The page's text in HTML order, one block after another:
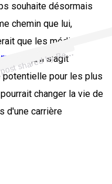
A
n
P
n
souhaite désormais
chemin que lui,
que les médias
qu'il s'agit
pour les plus
changer la vie de
d'une carrière